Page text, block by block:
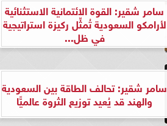
سامر شقير: القوة الائتمانية الاستثنائية
لأرامكو السعودية تُمثِّل ركيزة استراتيجية
في ظل...
سامر شقير: تحالف الطاقة بين السعودية
والهند قد يُعيد توزيع الثروة عالميًّا